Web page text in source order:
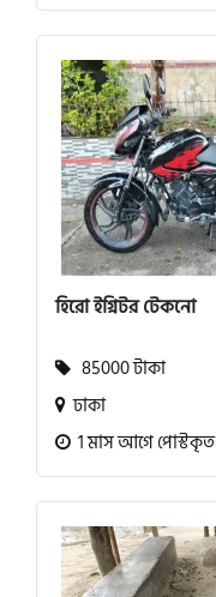
হিরো ইগ্নিটর টেকনো
85000 টাকা
ঢাকা
1 মাস আগে পোস্টকৃত